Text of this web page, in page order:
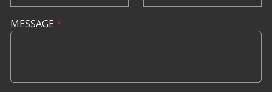
MESSAGE *